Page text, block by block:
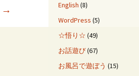
→
English (8)
WordPress (5)
☆悟り☆ (49)
お話遊び(67)
お風呂で遊ぼう (15)